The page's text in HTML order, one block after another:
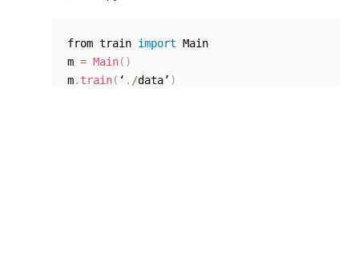
from train import Main
m = Main( )
m. train( ‘ . /data’ )